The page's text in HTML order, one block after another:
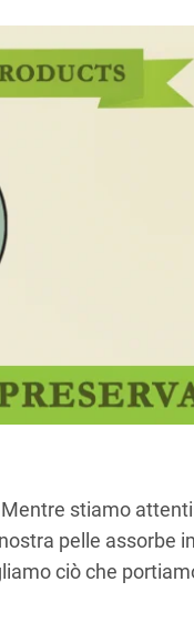
stiamo
pelle
ciò che